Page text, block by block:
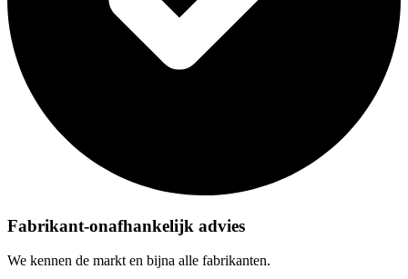
Fabrikant-onafhankelijk advies
We kennen de markt en bijna alle fabrikanten.